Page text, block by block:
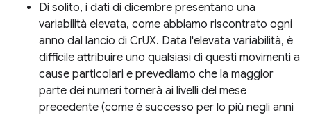
Di solito, i dati di dicembre presentano una
variabilità elevata, come abbiamo riscontrato ogni
anno dal lancio di CrUX. Data l'elevata variabilità, è
difficile attribuire uno qualsiasi di questi movimenti a
cause particolari e prevediamo che la maggior
parte dei numeri tornerà ai livelli del mese
precedente (come è successo per lo più negli anni